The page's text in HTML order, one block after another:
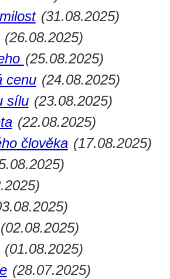
(31.08.2025)
(26.08.2025)
(25.08.2025)
cenu (24.08.2025)
sílu (23.08.2025)
(22.08.2025)
člověka (17.08.2025)
(02.08.2025)
(01.08.2025)
(28.07.2025)